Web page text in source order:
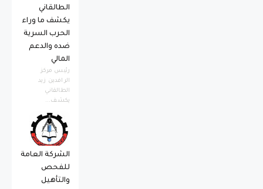
الطالقاني
يكشف ما وراء
الحرب السرية
ضده والدعم
المالي
رئيس مركز
الرافدين زيد
الطالقاني
يكشف...
الشركة العامة
للفحص
والتأهيل